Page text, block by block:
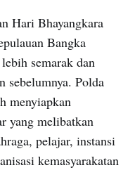
Hari Bhayangkara
Bangka
semarak dan
sebelumnya. Polda
menyiapkan
yang melibatkan
pelajar, instansi
kemasyarakatan